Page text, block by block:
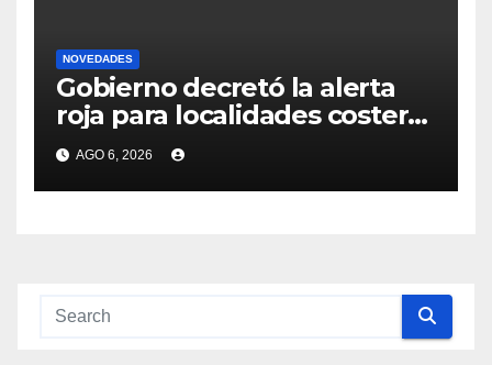
NOVEDADES
Gobierno decretó la alerta
roja para localidades costeras
de Canelones, Maldonado y
Rocha ante la llegada del
ciclón extratropical
AGO 6, 2026